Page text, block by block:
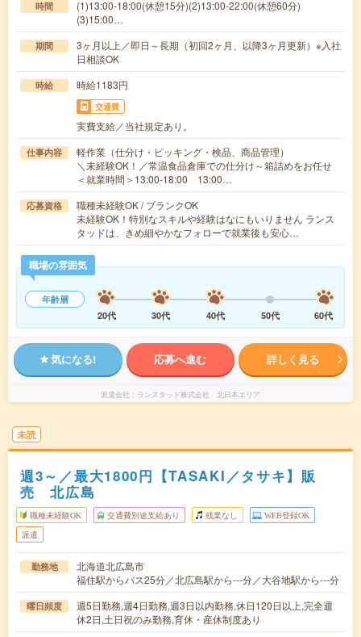
時間
(1)13:00-18:00(休憩15分)(2)13:00-22:00(休憩60分)
(3)15:00…
期間
3ヶ月以上／即日～長期（初回2ヶ月、以降3ヶ月更新）※入社
日相談OK
時給 時給1183円
交通費
実費支給／当社規定あり。
仕事内容
軽作業（仕分け・ピッキング・検品、商品管理）
＼未経験OK！／常温食品倉庫での仕分け～箱詰めをお任せ
＜就業時間＞13:00‐18:00 13:00…
応募資格
職種未経験OK / ブランクOK
未経験OK！特別なスキルや経験はなにもいりません ランス
タッドは、きめ細やかなフォローで就業後も安心…
職場の雰囲気
年齢層
20代
30代 40代 50代 60代
気になる! 応募へ進む 詳しく見る
派遣会社 ランスタッド株式会社 北日本エリア
未読
週3～／最大1800円【TASAKI／タサキ】販
売 北広島
職種未経験OK 交通費別途支給あり 残業なし WEB登録OK
派遣
勤務地
北海道北広島市
福住駅からバス25分／北広島駅から---分／大谷地駅から---分
曜日頻度
週5日勤務,週4日勤務,週3日以内勤務,休日120日以上,完全週
休2日,土日祝のみ勤務,育休・産休制度あり